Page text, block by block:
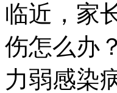
临近，家
伤怎么办
力弱感染